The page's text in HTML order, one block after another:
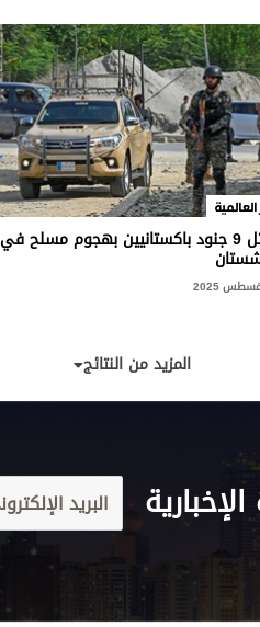
العالمية
مقتل 9 جنود باكستانيين بهجوم مسلح في
المزيد من النتائج